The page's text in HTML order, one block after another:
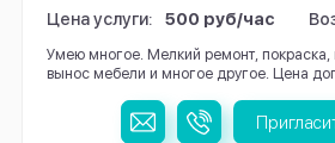
Цена услуги: 500 руб/час
Умею многое. Мелкий ремонт, покраска,
вынос мебели и многое другое. Цена